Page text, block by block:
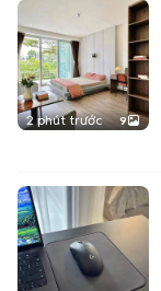
2 phút trước 9